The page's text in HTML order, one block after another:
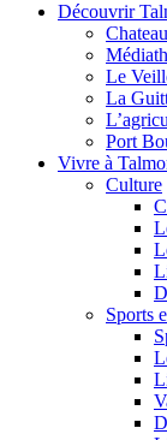
Découvrir
Le
La
Port
Vivre à
Culture
Sports